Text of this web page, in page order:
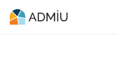
Universitet